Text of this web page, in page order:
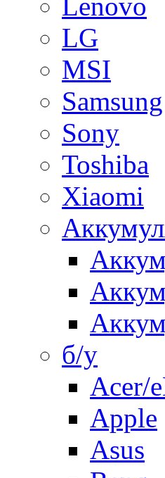
LG
MSI
Samsung
Sony
Toshiba
Xiaomi
б/у
Acer/
Apple
Asus